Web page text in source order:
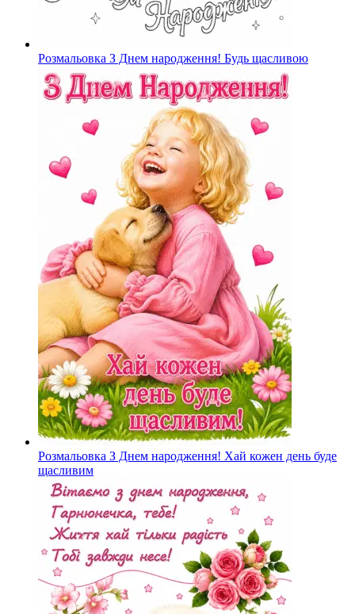
Розмальовка З Днем народження! Будь щасливою
Розмальовка З Днем народження! Хай кожен день буде
щасливим